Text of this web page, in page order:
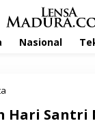
Nasional
Hari Santri